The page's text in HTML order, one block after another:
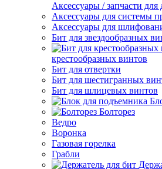
Аксессуары / запчасти
Аксессуары для системы
Аксессуары для
Бит для звездообразных
крестообразных винтов
Бит для отвертки
Бит для шестигранных
Бит для шлицевых винтов
Болторез
Ведро
Воронка
Газовая горелка
Грабли